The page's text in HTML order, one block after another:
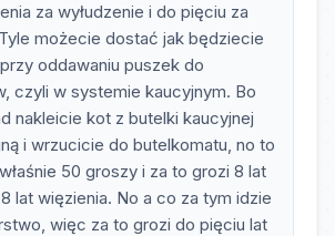
za wyłudzenie i do pięciu za
możecie dostać jak będziecie
oddawaniu puszek do
czyli w systemie kaucyjnym. Bo
nakleicie kot z butelki kaucyjnej
i wrzucicie do butelkomatu, no to
50 groszy i za to grozi 8 lat
lat więzienia. No a co za tym idzie
więc za to grozi do pięciu lat